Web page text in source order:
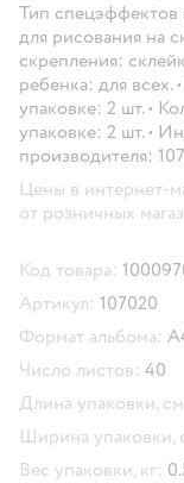
Тип спецэффектов
для рисования на
скрепления:
ребенка: для всех.
упаковке: 2 шт. •
упаковке: 2 шт. •
производителя:
Цены в интернет-
от розничных
Код товара:
Артикул: 107020
Формат альбома:
Число листов: 40
Длина упаковки,
Ширина упаковки,
Вес упаковки, кг: